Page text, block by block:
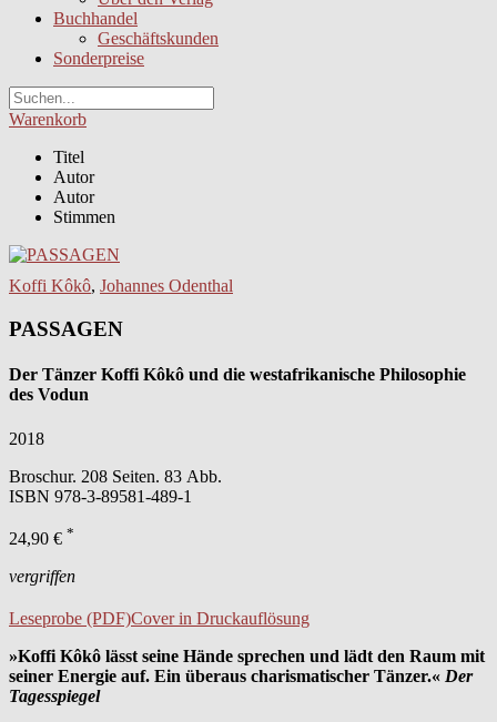
Buchhandel
Geschäftskunden
Sonderpreise
Warenkorb
Titel
Autor
Autor
Stimmen
Koffi Kôkô, Johannes Odenthal
PASSAGEN
Der Tänzer Koffi Kôkô und die westafrikanische Philosophie
des Vodun
2018
Broschur. 208 Seiten. 83 Abb.
ISBN 978-3-89581-489-1
24,90 € *
vergriffen
Leseprobe (PDF)Cover in Druckauflösung
»Koffi Kôkô lässt seine Hände sprechen und lädt den Raum mit
seiner Energie auf. Ein überaus charismatischer Tänzer.« Der
Tagesspiegel